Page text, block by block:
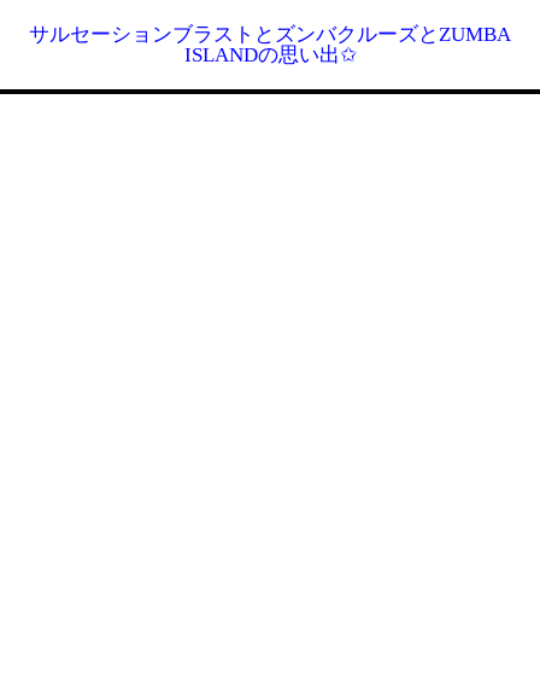
サルセーションブラストとズンバクルーズとZUMBA
ISLANDの思い出✩